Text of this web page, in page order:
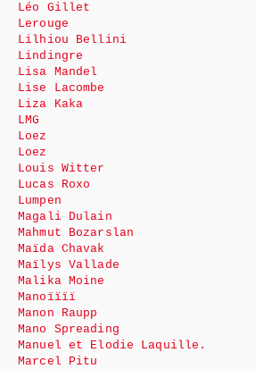
Léo Gillet
Lerouge
Lilhiou Bellini
Lindingre
Lisa Mandel
Lise Lacombe
Liza Kaka
LMG
Loez
Loez
Louis Witter
Lucas Roxo
Lumpen
Magali Dulain
Mahmut Bozarslan
Maïda Chavak
Maïlys Vallade
Malika Moine
Manoïïïï
Manon Raupp
Mano Spreading
Manuel et Elodie Laquille.
Marcel Pitu